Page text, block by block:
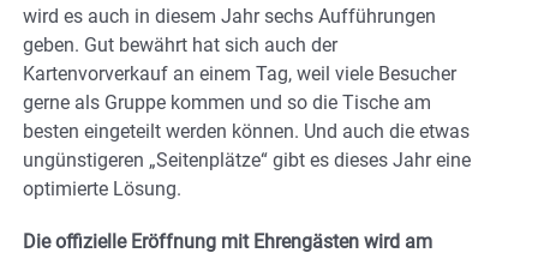
wird es auch in diesem Jahr sechs Aufführungen
geben. Gut bewährt hat sich auch der
Kartenvorverkauf an einem Tag, weil viele Besucher
gerne als Gruppe kommen und so die Tische am
besten eingeteilt werden können. Und auch die etwas
ungünstigeren „Seitenplätze“ gibt es dieses Jahr eine
optimierte Lösung.
Die offizielle Eröffnung mit Ehrengästen wird am